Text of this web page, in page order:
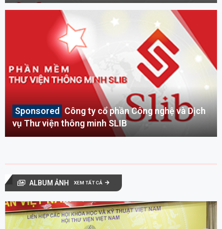
Công ty cổ phần Công nghệ và Dịch
vụ Thư viện thông minh SLIB
ALBUM ẢNH XEM TẤT CẢ